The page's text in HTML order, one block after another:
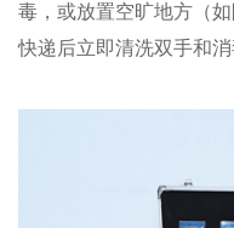
毒，或放置空旷地方（
快递后立即清洗双手和消